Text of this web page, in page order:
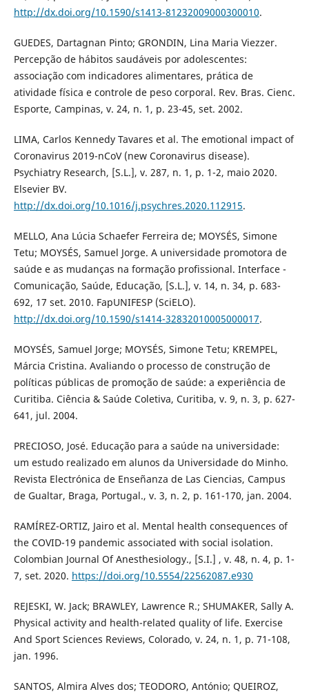
http://dx.doi.org/10.1590/s1413-81232009000300010.
GUEDES, Dartagnan Pinto; GRONDIN, Lina Maria Viezzer.
Percepção de hábitos saudáveis por adolescentes:
associação com indicadores alimentares, prática de
atividade física e controle de peso corporal. Rev. Bras. Cienc.
Esporte, Campinas, v. 24, n. 1, p. 23-45, set. 2002.
LIMA, Carlos Kennedy Tavares et al. The emotional impact of
Coronavirus 2019-nCoV (new Coronavirus disease).
Psychiatry Research, [S.L.], v. 287, n. 1, p. 1-2, maio 2020.
Elsevier BV.
http://dx.doi.org/10.1016/j.psychres.2020.112915.
MELLO, Ana Lúcia Schaefer Ferreira de; MOYSÉS, Simone
Tetu; MOYSÉS, Samuel Jorge. A universidade promotora de
saúde e as mudanças na formação profissional. Interface -
Comunicação, Saúde, Educação, [S.L.], v. 14, n. 34, p. 683-
692, 17 set. 2010. FapUNIFESP (SciELO).
http://dx.doi.org/10.1590/s1414-32832010005000017.
MOYSÉS, Samuel Jorge; MOYSÉS, Simone Tetu; KREMPEL,
Márcia Cristina. Avaliando o processo de construção de
políticas públicas de promoção de saúde: a experiência de
Curitiba. Ciência & Saúde Coletiva, Curitiba, v. 9, n. 3, p. 627-
641, jul. 2004.
PRECIOSO, José. Educação para a saúde na universidade:
um estudo realizado em alunos da Universidade do Minho.
Revista Electrónica de Enseñanza de Las Ciencias, Campus
de Gualtar, Braga, Portugal., v. 3, n. 2, p. 161-170, jan. 2004.
RAMÍREZ-ORTIZ, Jairo et al. Mental health consequences of
the COVID-19 pandemic associated with social isolation.
Colombian Journal Of Anesthesiology., [S.I.] , v. 48, n. 4, p. 1-
7, set. 2020. https://doi.org/10.5554/22562087.e930
REJESKI, W. Jack; BRAWLEY, Lawrence R.; SHUMAKER, Sally A.
Physical activity and health-related quality of life. Exercise
And Sport Sciences Reviews, Colorado, v. 24, n. 1, p. 71-108,
jan. 1996.
SANTOS, Almira Alves dos; TEODORO, António; QUEIROZ,